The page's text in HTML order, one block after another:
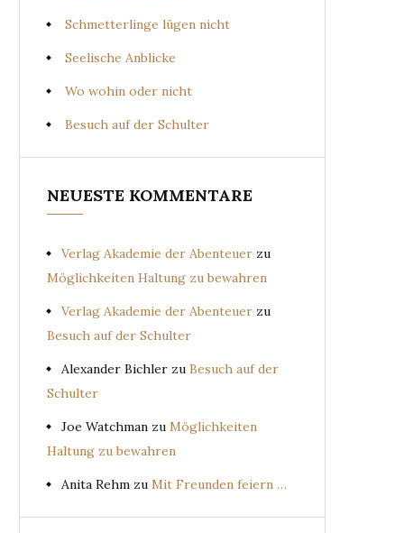
Schmetterlinge lügen nicht
Seelische Anblicke
Wo wohin oder nicht
Besuch auf der Schulter
NEUESTE KOMMENTARE
Verlag Akademie der Abenteuer zu
Möglichkeiten Haltung zu bewahren
Verlag Akademie der Abenteuer zu
Besuch auf der Schulter
Alexander Bichler zu Besuch auf der
Schulter
Joe Watchman zu Möglichkeiten
Haltung zu bewahren
Anita Rehm zu Mit Freunden feiern …